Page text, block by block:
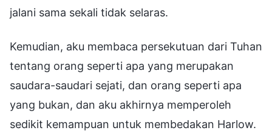
jalani sama sekali tidak selaras.
Kemudian, aku membaca persekutuan dari Tuhan
tentang orang seperti apa yang merupakan
saudara-saudari sejati, dan orang seperti apa
yang bukan, dan aku akhirnya memperoleh
sedikit kemampuan untuk membedakan Harlow.